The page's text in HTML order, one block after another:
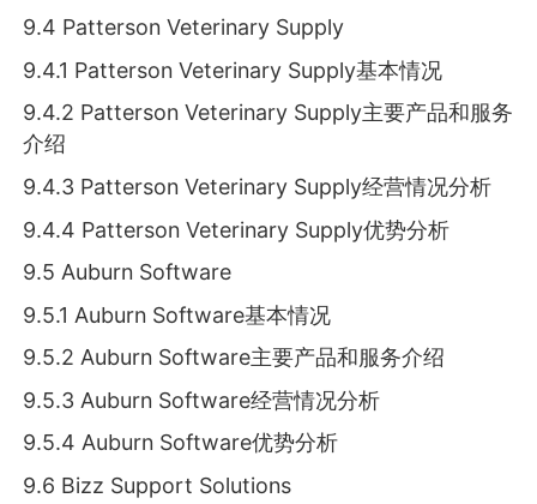
9.4 Patterson Veterinary Supply
9.4.1 Patterson Veterinary Supply基本情况
9.4.2 Patterson Veterinary Supply主要产品和服务
介绍
9.4.3 Patterson Veterinary Supply经营情况分析
9.4.4 Patterson Veterinary Supply优势分析
9.5 Auburn Software
9.5.1 Auburn Software基本情况
9.5.2 Auburn Software主要产品和服务介绍
9.5.3 Auburn Software经营情况分析
9.5.4 Auburn Software优势分析
9.6 Bizz Support Solutions